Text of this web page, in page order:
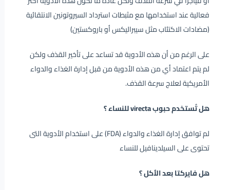
فعالية عند استخدامها مع مثبطات استرداد السيروتونين الانتقائية
(مضادات الاكتئاب مثل سيبراليكس أو باروكستين)
على الرغم من أن هذه الأدوية قد تساعد على تأخير القذف ولكن
لم يتم اعتماد أي من هذه الأدوية من قبل إدارة الغذاء والدواء
الأمريكية لعلاج سرعة القذف.
هل تُستخدم حبوب virecta للنساء ؟
لم توافق إدارة الغذاء والدواء (FDA) على استخدام الأدوية التى
تحتوى على السيلدينافيل للنساء
هل فايركتا بعد الأكل ؟